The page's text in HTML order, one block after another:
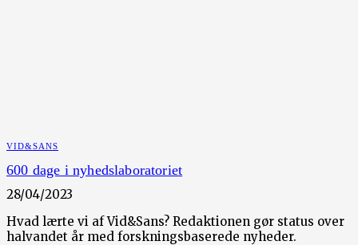
VID&SANS
600 dage i nyhedslaboratoriet
28/04/2023
Hvad lærte vi af Vid&Sans? Redaktionen gør status over
halvandet år med forskningsbaserede nyheder.